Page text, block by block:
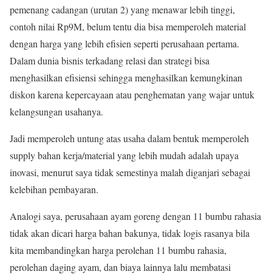
pemenang cadangan (urutan 2) yang menawar lebih tinggi,
contoh nilai Rp9M, belum tentu dia bisa memperoleh material
dengan harga yang lebih efisien seperti perusahaan pertama.
Dalam dunia bisnis terkadang relasi dan strategi bisa
menghasilkan efisiensi sehingga menghasilkan kemungkinan
diskon karena kepercayaan atau penghematan yang wajar untuk
kelangsungan usahanya.
Jadi memperoleh untung atas usaha dalam bentuk memperoleh
supply bahan kerja/material yang lebih mudah adalah upaya
inovasi, menurut saya tidak semestinya malah diganjari sebagai
kelebihan pembayaran.
Analogi saya, perusahaan ayam goreng dengan 11 bumbu rahasia
tidak akan dicari harga bahan bakunya, tidak logis rasanya bila
kita membandingkan harga perolehan 11 bumbu rahasia,
perolehan daging ayam, dan biaya lainnya lalu membatasi